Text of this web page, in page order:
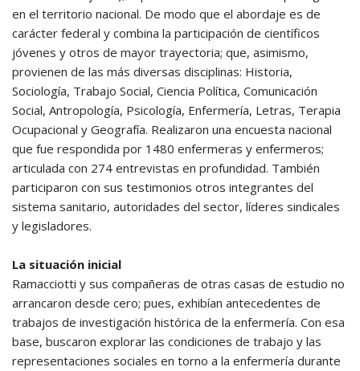
en el territorio nacional. De modo que el abordaje es de
carácter federal y combina la participación de científicos
jóvenes y otros de mayor trayectoria; que, asimismo,
provienen de las más diversas disciplinas: Historia,
Sociología, Trabajo Social, Ciencia Política, Comunicación
Social, Antropología, Psicología, Enfermería, Letras, Terapia
Ocupacional y Geografía. Realizaron una encuesta nacional
que fue respondida por 1480 enfermeras y enfermeros;
articulada con 274 entrevistas en profundidad. También
participaron con sus testimonios otros integrantes del
sistema sanitario, autoridades del sector, líderes sindicales
y legisladores.
La situación inicial
Ramacciotti y sus compañeras de otras casas de estudio no
arrancaron desde cero; pues, exhibían antecedentes de
trabajos de investigación histórica de la enfermería. Con esa
base, buscaron explorar las condiciones de trabajo y las
representaciones sociales en torno a la enfermería durante